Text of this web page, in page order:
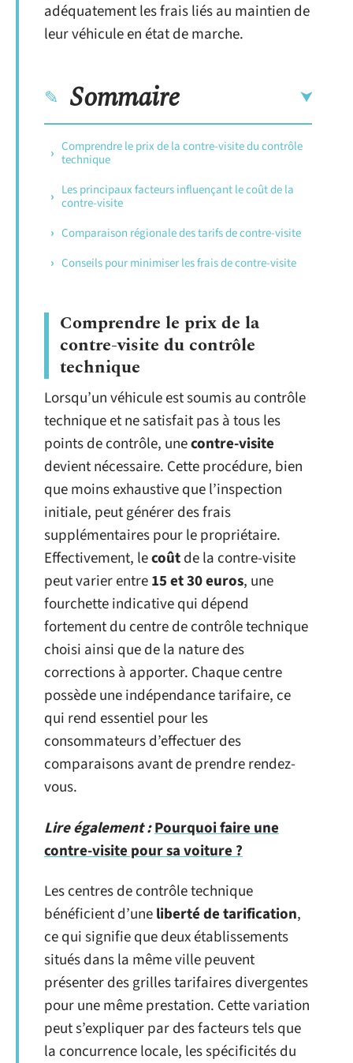
adéquatement les frais liés au maintien de
leur véhicule en état de marche.
Sommaire
Comprendre le prix de la contre-visite du contrôle
technique
Les principaux facteurs influençant le coût de la
contre-visite
Comparaison régionale des tarifs de contre-visite
Conseils pour minimiser les frais de contre-visite
Comprendre le prix de la
contre-visite du contrôle
technique
Lorsqu’un véhicule est soumis au contrôle
technique et ne satisfait pas à tous les
points de contrôle, unecontre-visite
devient nécessaire. Cette procédure, bien
que moins exhaustive que l’inspection
initiale, peut générer des frais
supplémentaires pour le propriétaire.
Effectivement, lecoûtde la contre-visite
peut varier entre15 et 30 euros, une
fourchette indicative qui dépend
fortement du centre de contrôle technique
choisi ainsi que de la nature des
corrections à apporter. Chaque centre
possède une indépendance tarifaire, ce
qui rend essentiel pour les
consommateurs d’effectuer des
comparaisons avant de prendre rendez-
vous.
Lire également :Pourquoi faire une
contre-visite pour sa voiture ?
Les centres de contrôle technique
bénéficient d’uneliberté de tarification,
ce qui signifie que deux établissements
situés dans la même ville peuvent
présenter des grilles tarifaires divergentes
pour une même prestation. Cette variation
peut s’expliquer par des facteurs tels que
la concurrence locale, les spécificités du